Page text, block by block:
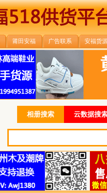
莆田安福 广告联系 安福货
相册搜索 云数据搜